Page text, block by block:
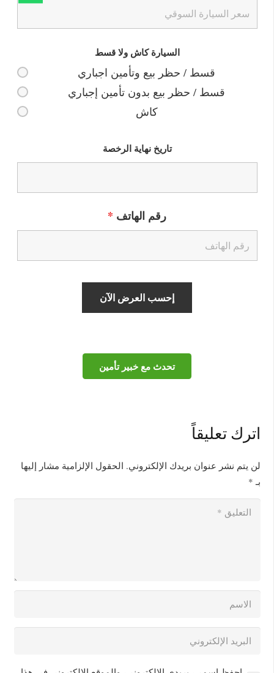
السيارة كاش ولا قسط
قسط / حظر بيع وتأمين اجباري
قسط / حظر بيع بدون تأمين إجباري
كاش
تاريخ نهاية الرخصة
رقم الهاتف *
تحدث مع خبير تأمين
اترك تعليقاً
لن يتم نشر عنوان بريدك الإلكتروني. الحقول الإلزامية مشار إليها
بـ *